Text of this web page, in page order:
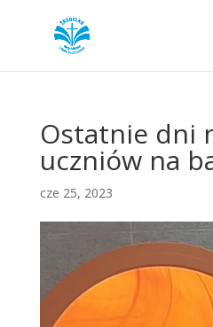
Ostatnie dni
uczniów na
cze 25, 2023